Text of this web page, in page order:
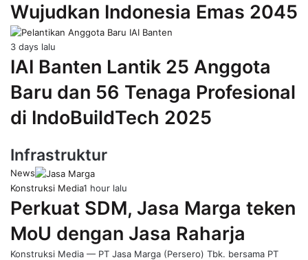
Wujudkan Indonesia Emas 2045
3 days lalu
IAI Banten Lantik 25 Anggota
Baru dan 56 Tenaga Profesional
di IndoBuildTech 2025
Infrastruktur
News
Konstruksi Media1 hour lalu
Perkuat SDM, Jasa Marga teken
MoU dengan Jasa Raharja
Konstruksi Media — PT Jasa Marga (Persero) Tbk. bersama PT